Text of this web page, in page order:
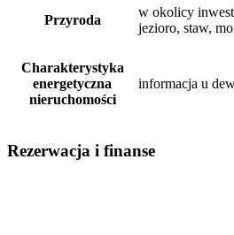
Przyroda
w okolicy
jezioro, staw,
Charakterystyka
energetyczna
nieruchomości
informacja u
Rezerwacja i finanse